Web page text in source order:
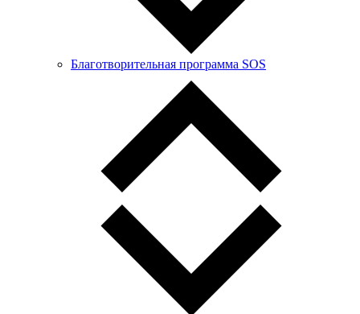
Благотворительная программа SOS